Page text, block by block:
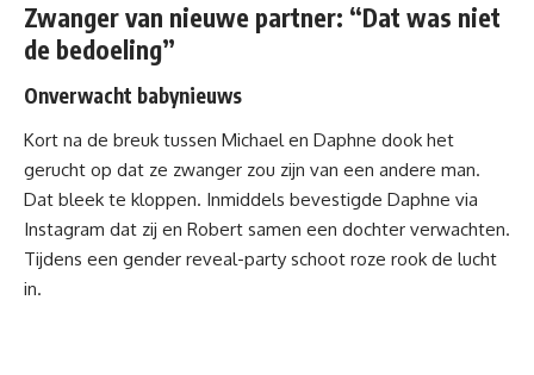
Zwanger van nieuwe partner: “Dat was niet
de bedoeling”
Onverwacht babynieuws
Kort na de breuk tussen Michael en Daphne dook het
gerucht op dat ze zwanger zou zijn van een andere man.
Dat bleek te kloppen. Inmiddels bevestigde Daphne via
Instagram dat zij en Robert samen een dochter verwachten.
Tijdens een gender reveal-party schoot roze rook de lucht
in.